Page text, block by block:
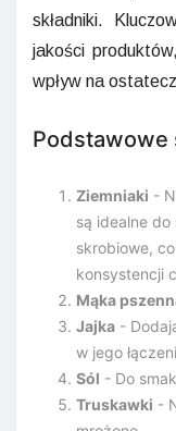
składniki.
jakości
wpływ na
Podstawowe
Ziemniaki -
są idealne
skrobiowe,
konsystencji
Mąka
Jajka -
w jego
Sól - Do
Truskawki -